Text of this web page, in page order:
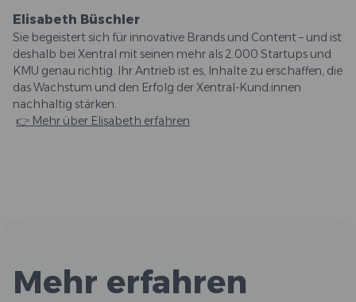
Elisabeth Büschler
Sie begeistert sich für innovative Brands und Content – und ist
deshalb bei Xentral mit seinen mehr als 2.000 Startups und
KMU genau richtig. Ihr Antrieb ist es, Inhalte zu erschaffen, die
das Wachstum und den Erfolg der Xentral-Kund:innen
nachhaltig stärken.
👉 Mehr über Elisabeth erfahren
Mehr erfahren